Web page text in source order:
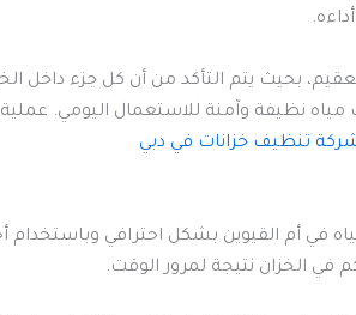
بحيث يتم التأكد من أن كل جزء داخل
نظيفة وآمنة للاستعمال اليومي.
تنظيف خزانات في دبي
في أم القيوين بشكل احترافي
في الخزان نتيجة لمرور الوقت.